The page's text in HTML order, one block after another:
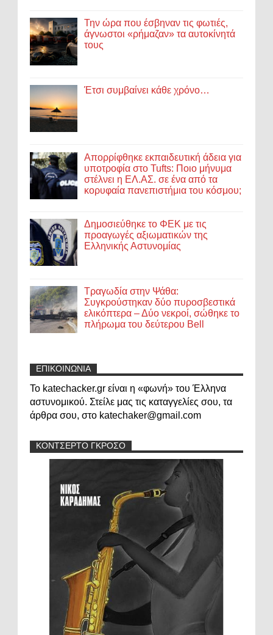
Την ώρα που έσβηναν τις φωτιές,
άγνωστοι «ρήμαζαν» τα αυτοκίνητά
τους
Έτσι συμβαίνει κάθε χρόνο…
Απορρίφθηκε εκπαιδευτική άδεια για
υποτροφία στο Tufts: Ποιο μήνυμα
στέλνει η ΕΛ.ΑΣ. σε ένα από τα
κορυφαία πανεπιστήμια του κόσμου;
Δημοσιεύθηκε το ΦΕΚ με τις
προαγωγές αξιωματικών της
Ελληνικής Αστυνομίας
Τραγωδία στην Ψάθα:
Συγκρούστηκαν δύο πυροσβεστικά
ελικόπτερα – Δύο νεκροί, σώθηκε το
πλήρωμα του δεύτερου Bell
ΕΠΙΚΟΙΝΩΝΙΑ
Το katechacker.gr είναι η «φωνή» του Έλληνα
αστυνομικού. Στείλε μας τις καταγγελίες σου, τα
άρθρα σου, στο katechaker@gmail.com
ΚΟΝΤΣΕΡΤΟ ΓΚΡΟΣΟ